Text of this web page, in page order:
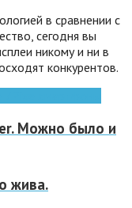
в сравнении с
сегодня вы
никому и ни в
конкурентов.
Можно было и
жива.